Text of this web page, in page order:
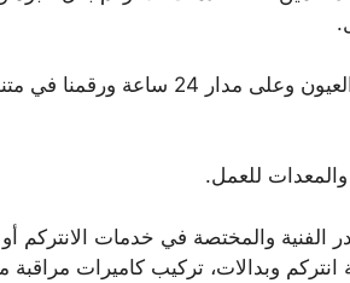
نتواجد في كافة نواحي العيون
للعمل.
الفنية والمختصة في خدمات الانتركم
انتركم وبدالات، تركيب كاميرات